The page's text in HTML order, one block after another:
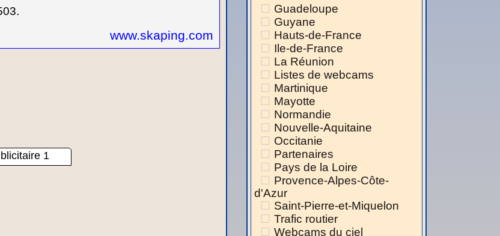
www.skaping.com
1
Guadeloupe
Guyane
Hauts-de-France
Ile-de-France
La Réunion
Listes de webcams
Martinique
Mayotte
Normandie
Nouvelle-Aquitaine
Occitanie
Partenaires
Pays de la Loire
Provence-Alpes-Côte-
d'Azur
Saint-Pierre-et-Miquelon
Trafic routier
Webcams du ciel